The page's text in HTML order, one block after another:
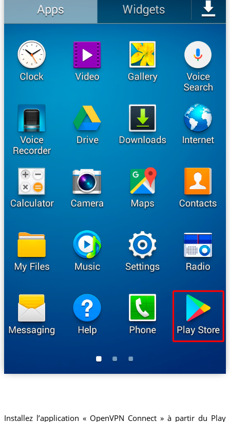
Installez l’application « OpenVPN Connect » à partir du Play